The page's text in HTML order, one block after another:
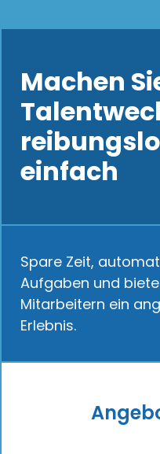
Machen
einfach
Spare Zeit,
Aufgaben und
Mitarbeitern ein
Erlebnis.